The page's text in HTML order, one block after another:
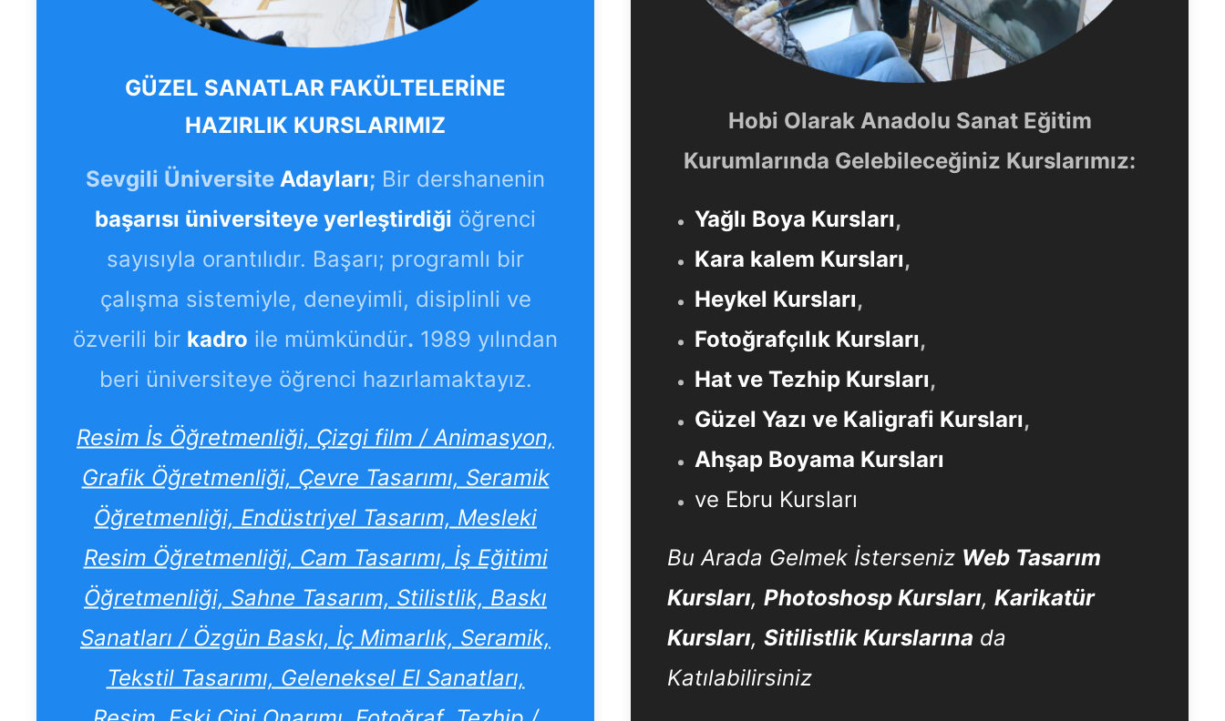
GÜZEL SANATLAR FAKÜLTELERİNE
HAZIRLIK KURSLARIMIZ
Sevgili Üniversite Adayları; Bir dershanenin
başarısı üniversiteye yerleştirdiği öğrenci
sayısıyla orantılıdır. Başarı; programlı bir
çalışma sistemiyle, deneyimli, disiplinli ve
özverili bir kadro ile mümkündür. 1989 yılından
beri üniversiteye öğrenci hazırlamaktayız.
Resim İs Öğretmenliği, Çizgi film / Animasyon,
Grafik Öğretmenliği, Çevre Tasarımı, Seramik
Öğretmenliği, Endüstriyel Tasarım, Mesleki
Resim Öğretmenliği, Cam Tasarımı, İş Eğitimi
Öğretmenliği, Sahne Tasarım, Stilistlik, Baskı
Sanatları / Özgün Baskı, İç Mimarlık, Seramik,
Tekstil Tasarımı, Geleneksel El Sanatları,
Hobi Olarak Anadolu Sanat Eğitim
Kurumlarında Gelebileceğiniz Kurslarımız:
Yağlı Boya Kursları,
Kara kalem Kursları,
Heykel Kursları,
Fotoğrafçılık Kursları,
Hat ve Tezhip Kursları,
Güzel Yazı ve Kaligrafi Kursları,
Ahşap Boyama Kursları
ve Ebru Kursları
Bu Arada Gelmek İsterseniz Web Tasarım
Kursları, Photoshosp Kursları, Karikatür
Kursları, Sitilistlik Kurslarına da
Katılabilirsiniz